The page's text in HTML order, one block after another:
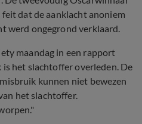
dat de aanklacht anoniem
werd ongegrond verklaard.
maandag in een rapport
het slachtoffer overleden. De
kunnen niet bewezen
het slachtoffer.